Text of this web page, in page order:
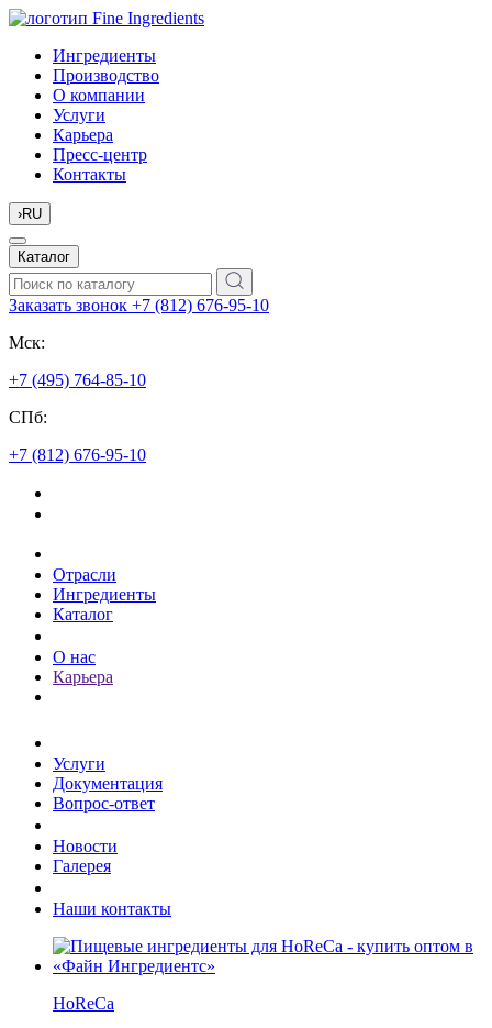
Ингредиенты
Производство
О компании
Услуги
Карьера
Пресс-центр
Контакты
›RU
Каталог
Заказать звонок +7 (812) 676-95-10
Мск:
+7 (495) 764-85-10
СПб:
+7 (812) 676-95-10
Отрасли
Ингредиенты
Каталог
О нас
Карьера
Услуги
Документация
Вопрос-ответ
Новости
Галерея
Наши контакты
HoReCa